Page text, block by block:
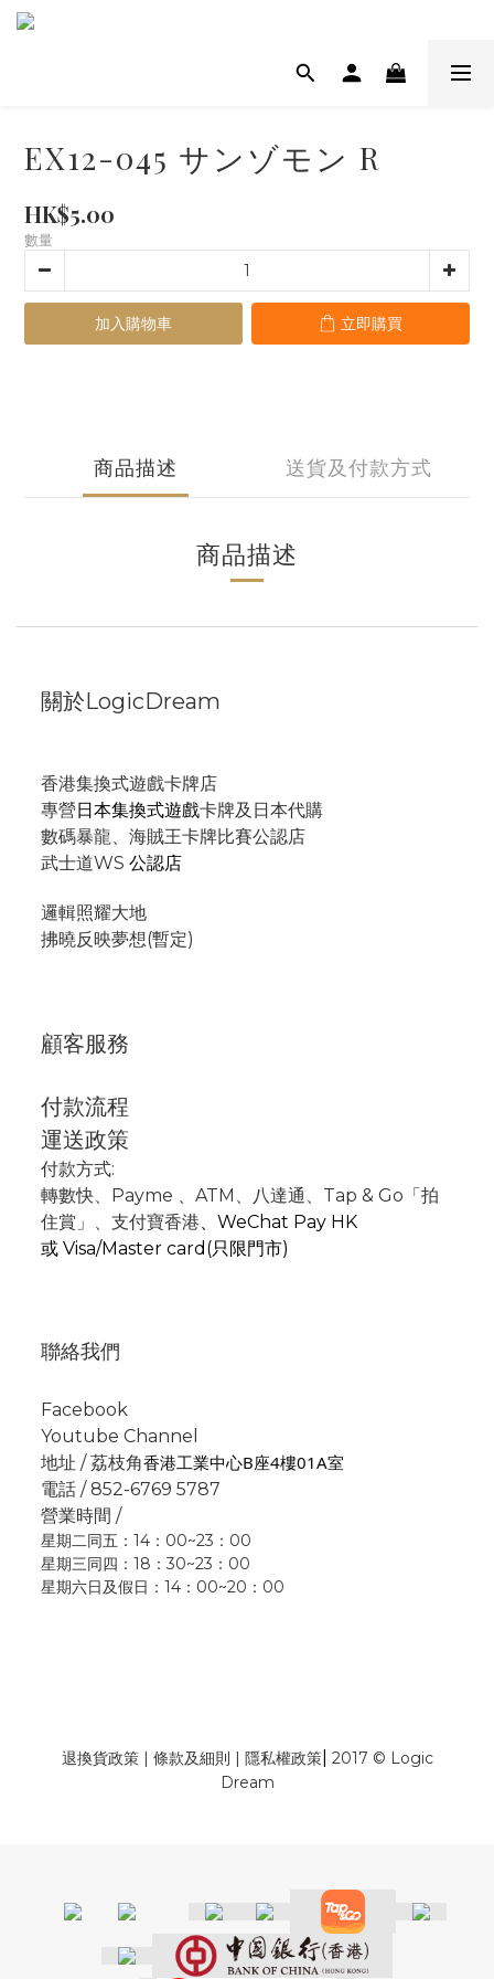
EX12-045 サンゾモン R
HK$5.00
數量
加入購物車 立即購買
商品描述 送貨及付款方式
商品描述
關於LogicDream
香港集換式遊戲卡牌店
專營日本集換式遊戲卡牌及日本代購
數碼暴龍、海賊王卡牌比賽公認店
武士道WS 公認店
邏輯照耀大地
拂曉反映夢想(暫定)
顧客服務
付款流程
運送政策
付款方式:
轉數快、Payme 、 ATM 、
八達通、Tap & Go「拍
住賞」 、支付寶香港、 WeChat Pay HK
或 Visa/Master card(只限門市)
聯絡我們
Facebook
Youtube Channel
地址 / 荔枝角香港工業中心B座4樓01A室
電話 / 852-6769 5787
營業時間 /
星期二同五：14：00~23：00
星期三同四：18：30~23：00
星期六日及假日：14：00~20：00
退換貨政策| 條款及細則 | 隱私權政策| 2017 © Logic
Dream